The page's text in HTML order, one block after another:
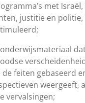
met
justitie en
feiten gebaseerd
weergeeft,
vervalsingen;